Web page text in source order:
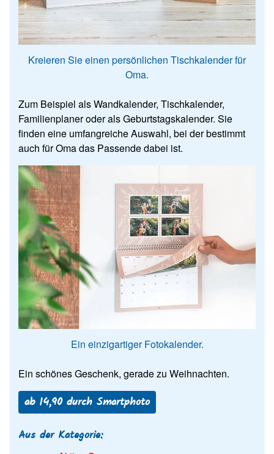
Kreieren Sie einen persönlichen Tischkalender für
Oma.
Zum Beispiel als Wandkalender, Tischkalender,
Familienplaner oder als Geburtstagskalender. Sie
finden eine umfangreiche Auswahl, bei der bestimmt
auch für Oma das Passende dabei ist.
Ein einzigartiger Fotokalender.
Ein schönes Geschenk, gerade zu Weihnachten.
ab 14,90 durch Smartphoto
Aus der Kategorie: